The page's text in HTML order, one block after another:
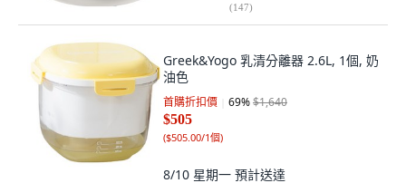
(147)
Greek&Yogo 乳清分離器 2.6L, 1個, 奶
油色
首購折扣價 69%$1,640
$505
($505.00/1個)
8/10 星期一 預計送達